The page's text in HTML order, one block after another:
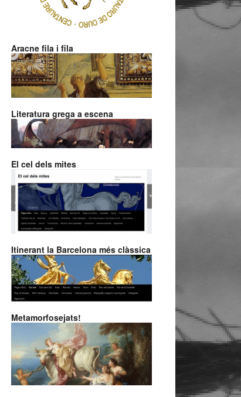
Aracne fila i fila
Literatura grega a escena
El cel dels mites
Itinerant la Barcelona més clàssica
Metamorfosejats!